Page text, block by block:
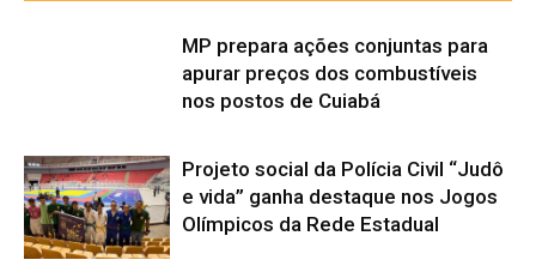
MP prepara ações conjuntas para
apurar preços dos combustíveis
nos postos de Cuiabá
Projeto social da Polícia Civil “Judô
e vida” ganha destaque nos Jogos
Olímpicos da Rede Estadual